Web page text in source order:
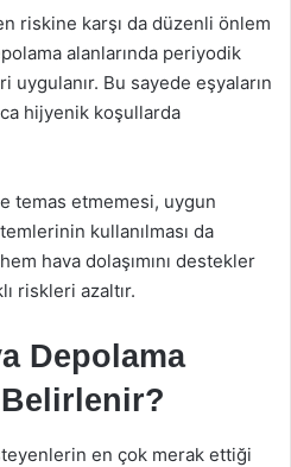
riskine karşı da düzenli önlem
alanlarında periyodik
Bu sayede eşyaların
hijyenik koşullarda
temas etmemesi, uygun
kullanılması da
hava dolaşımını destekler
riskleri azaltır.
Depolama
Belirlenir?
en çok merak ettiği